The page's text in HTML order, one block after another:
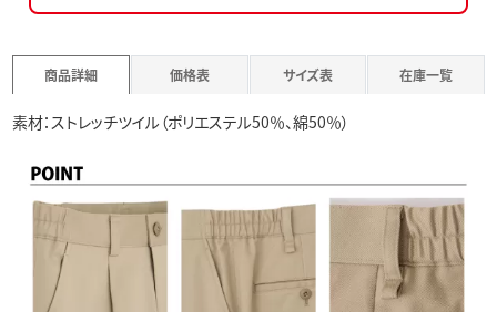
商品詳細 価格表 サイズ表 在庫一覧
素材：ストレッチツイル（ポリエステル50％、綿50％）